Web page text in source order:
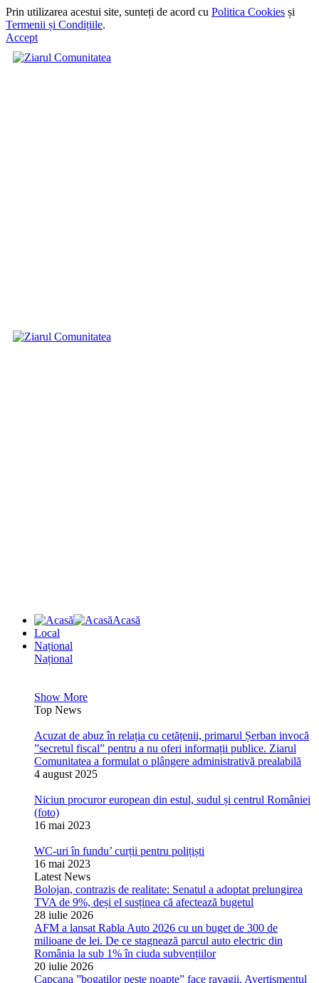
Prin utilizarea acestui site, sunteți de acord cu Politica Cookies și
Termenii și Condițiile.
Accept
Acasă
Local
Național
Național
Show More
Top News
Acuzat de abuz în relația cu cetățenii, primarul Șerban invocă
”secretul fiscal” pentru a nu oferi informații publice. Ziarul
Comunitatea a formulat o plângere administrativă prealabilă
4 august 2025
Niciun procuror european din estul, sudul și centrul României
(foto)
16 mai 2023
WC-uri în fundu’ curții pentru polițiști
16 mai 2023
Latest News
Bolojan, contrazis de realitate: Senatul a adoptat prelungirea
TVA de 9%, deși el susținea că afectează bugetul
28 iulie 2026
AFM a lansat Rabla Auto 2026 cu un buget de 300 de
milioane de lei. De ce stagnează parcul auto electric din
România la sub 1% în ciuda subvențiilor
20 iulie 2026
Capcana ”bogaților peste noapte” face ravagii. Avertismentul